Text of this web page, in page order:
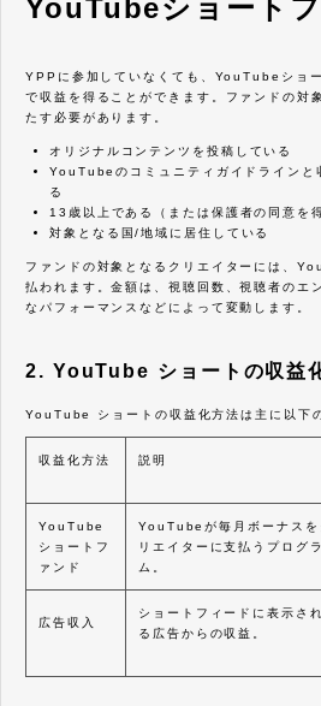
YouTubeショート
YPPに参加していなくても、YouTubeショ
で収益を得ることができます。ファンドの対
たす必要があります。
オリジナルコンテンツを投稿している
YouTubeのコミュニティガイドラインと
る
13歳以上である（または保護者の同意を
対象となる国/地域に居住している
ファンドの対象となるクリエイターには、
払われます。金額は、視聴回数、視聴者のエ
なパフォーマンスなどによって変動します。
2. YouTube ショートの収益
YouTube ショートの収益化方法は主に以下
収益化方法 説
YouTube
ショートフ
ァンド
YouTubeが毎月ボーナスを
リエイターに支払うプログラ
ム。
広告収入
ショートフィードに表示され
る広告からの収益。